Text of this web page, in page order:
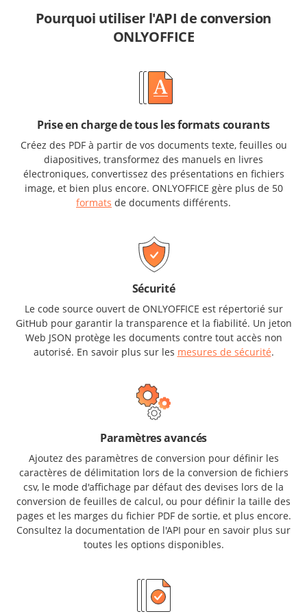
Pourquoi utiliser l'API de conversion
ONLYOFFICE
Prise en charge de tous les formats courants
Créez des PDF à partir de vos documents texte, feuilles ou
diapositives, transformez des manuels en livres
électroniques, convertissez des présentations en fichiers
image, et bien plus encore. ONLYOFFICE gère plus de 50
formats de documents différents.
Sécurité
Le code source ouvert de ONLYOFFICE est répertorié sur
GitHub pour garantir la transparence et la fiabilité. Un jeton
Web JSON protège les documents contre tout accès non
autorisé. En savoir plus sur les mesures de sécurité.
Paramètres avancés
Ajoutez des paramètres de conversion pour définir les
caractères de délimitation lors de la conversion de fichiers
csv, le mode d'affichage par défaut des devises lors de la
conversion de feuilles de calcul, ou pour définir la taille des
pages et les marges du fichier PDF de sortie, et plus encore.
Consultez la documentation de l'API pour en savoir plus sur
toutes les options disponibles.